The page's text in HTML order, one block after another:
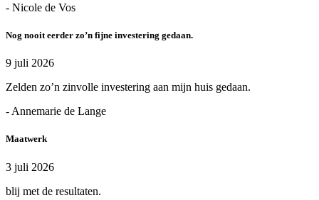
- Nicole de Vos
Nog nooit eerder zo’n fijne investering gedaan.
9 juli 2026
Zelden zo’n zinvolle investering aan mijn huis gedaan.
- Annemarie de Lange
Maatwerk
3 juli 2026
blij met de resultaten.